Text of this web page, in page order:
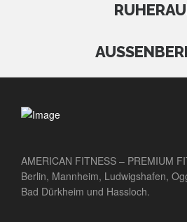
AMERICAN FITNESS – PREMIUM
Berlin, Mannheim, Ludwigshafen,
Bad Dürkheim und Hassloch.